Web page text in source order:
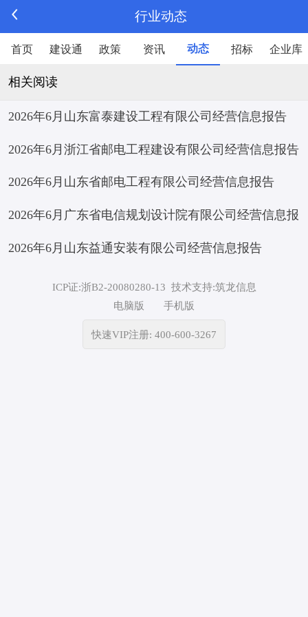
行业动态
首页 建设通 政策 资讯 动态 招标 企业库
相关阅读
2026年6月山东富泰建设工程有限公司经营信息报告
2026年6月浙江省邮电工程建设有限公司经营信息报告
2026年6月山东省邮电工程有限公司经营信息报告
2026年6月广东省电信规划设计院有限公司经营信息报
告
2026年6月山东益通安装有限公司经营信息报告
ICP证:浙B2-20080280-13 技术支持:筑龙信息
电脑版
手机版
快速VIP注册: 400-600-3267